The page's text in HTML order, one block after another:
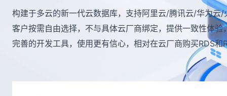
构建于多云的新一代云数据库，支持阿里云/腾讯云/华为云
客户按需自由选择，不与具体云厂商绑定，提供一致性体验
完善的开发工具，使用更有信心，相对在云厂商购买RDS